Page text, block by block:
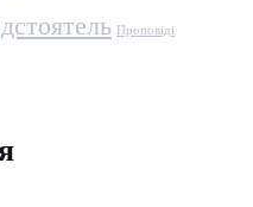
Проповіді